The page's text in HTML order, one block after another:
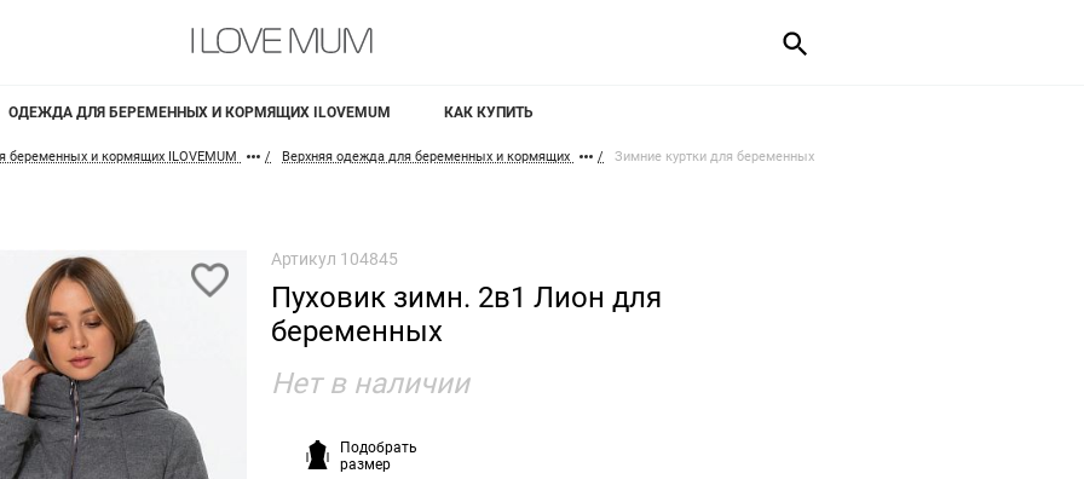
ОДЕЖДА ДЛЯ БЕРЕМЕННЫХ И КОРМЯЩИХ ILOVEMUM КАК КУПИТЬ
беременных и кормящих ILOVEMUM Верхняя одежда для беременных и кормящих
Зимние куртки для беременных
Артикул 104845
Пуховик зимн. 2в1 Лион для
беременных
Нет в наличии
Подобрать
размер